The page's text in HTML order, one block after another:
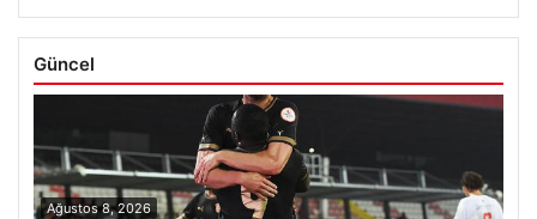
Güncel
Ağustos 8, 2026